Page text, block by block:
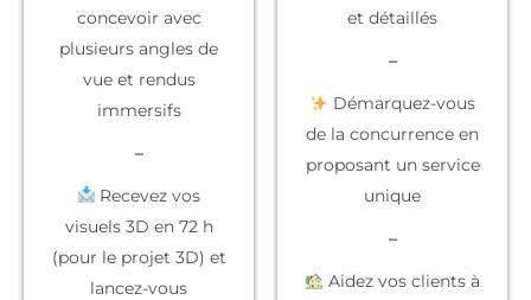
concevoir avec
plusieurs angles de
vue et rendus
immersifs
–
Recevez vos
visuels 3D en 72 h
(pour le projet 3D) et
lancez-vous
et détaillés
–
Démarquez-vous
de la concurrence en
proposant un service
unique
–
Aidez vos clients à